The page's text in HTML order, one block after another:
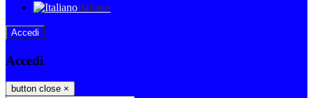
Italiano
Accedi
Accedi
button close ×